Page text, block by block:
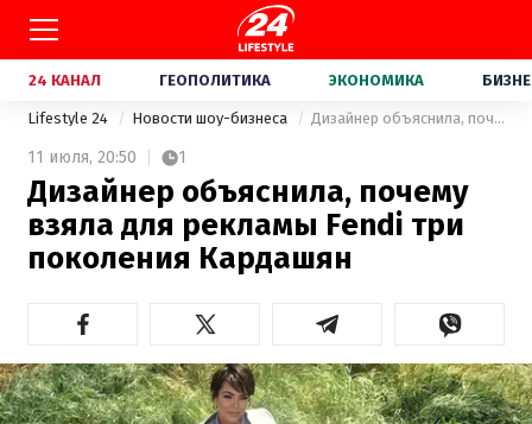
24 КАНАЛ ГЕОПОЛИТИКА ЭКОНОМИКА
Lifestyle 24 Новости шоу-бизнеса Дизайнер объяснила, почему взяла для рекламы Fendi три поколения Кардашян
11 июля, 20:50 1
Дизайнер объяснила, почему
взяла для рекламы Fendi три
поколения Кардашян